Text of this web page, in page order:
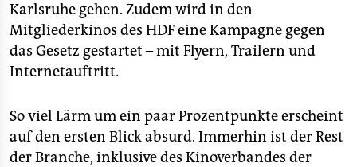
Karlsruhe gehen. Zudem wird in den
Mitgliederkinos des HDF eine Kampagne gegen
das Gesetz gestartet – mit Flyern, Trailern und
Internetauftritt.
So viel Lärm um ein paar Prozentpunkte erscheint
auf den ersten Blick absurd. Immerhin ist der Rest
der Branche, inklusive des Kinoverbandes der